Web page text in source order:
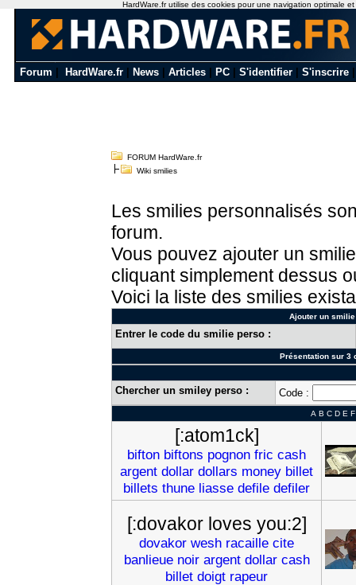
Forum HardWare.fr News Articles PC S'identifier S'inscrire
FORUM HardWare.fr
Wiki smilies
Les smilies personnalisés
forum.
Vous pouvez ajouter un
cliquant simplement dessus
Voici la liste des smilies
Ajouter un
Entrer le code du smilie perso :
Présentation sur 3
Chercher un smiley perso : Code :
A B C D E F
[:atom1ck]
bifton biftons pognon fric cash
argent dollar dollars money billet
billets thune liasse defile defiler
[:dovakor loves you:2]
dovakor wesh racaille cite
banlieue noir argent dollar cash
billet doigt rapeur
HardWare.fr utilise des cookies pour une navigation optimale